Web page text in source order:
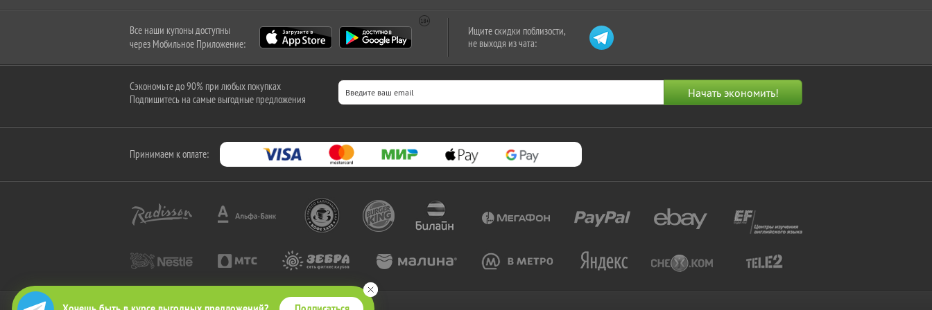
Все наши купоны доступны
через Мобильное Приложение:
Ищите скидки поблизости,
не выходя из чата:
Сэкономьте до 90% при любых покупках
Подпишитесь на самые выгодные предложения
Принимаем к оплате: